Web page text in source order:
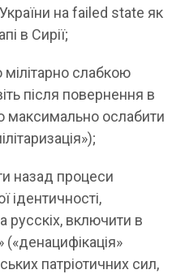
на failed state як
в Сирії;
слабкою
після повернення в
максимально ослабити
назад процеси
ідентичності,
русскіх, включити в
(«денацифікація»
патріотичних сил,